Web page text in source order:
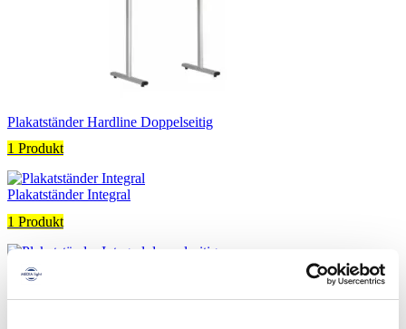
Plakatständer Hardline Doppelseitig
1 Produkt
Plakatständer Integral
1 Produkt
Plakatständer Integral doppelseitig